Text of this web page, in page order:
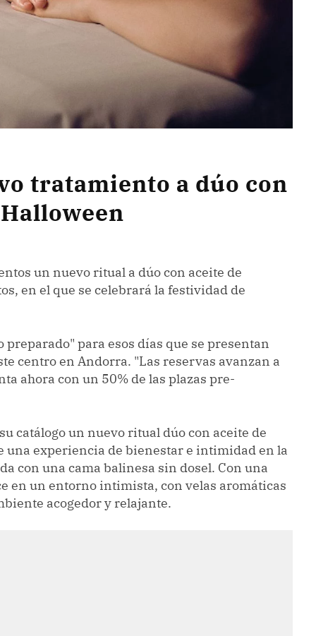
tratamiento a dúo con
un nuevo ritual a dúo con aceite de
en el que se celebrará la festividad de
para esos días que se presentan
centro en Andorra. "Las reservas avanzan a
ahora con un 50% de las plazas pre-
catálogo un nuevo ritual dúo con aceite de
una experiencia de bienestar e intimidad en la
con una cama balinesa sin dosel. Con una
en un entorno intimista, con velas aromáticas
acogedor y relajante.